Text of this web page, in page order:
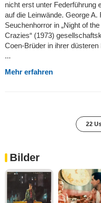
nicht erst unter Federführung
auf die Leinwände. George
Seuchenhorror in „Night of
Crazies“ (1973)
Coen-Brüder in ihrer
...
Mehr erfahren
22
Bilder